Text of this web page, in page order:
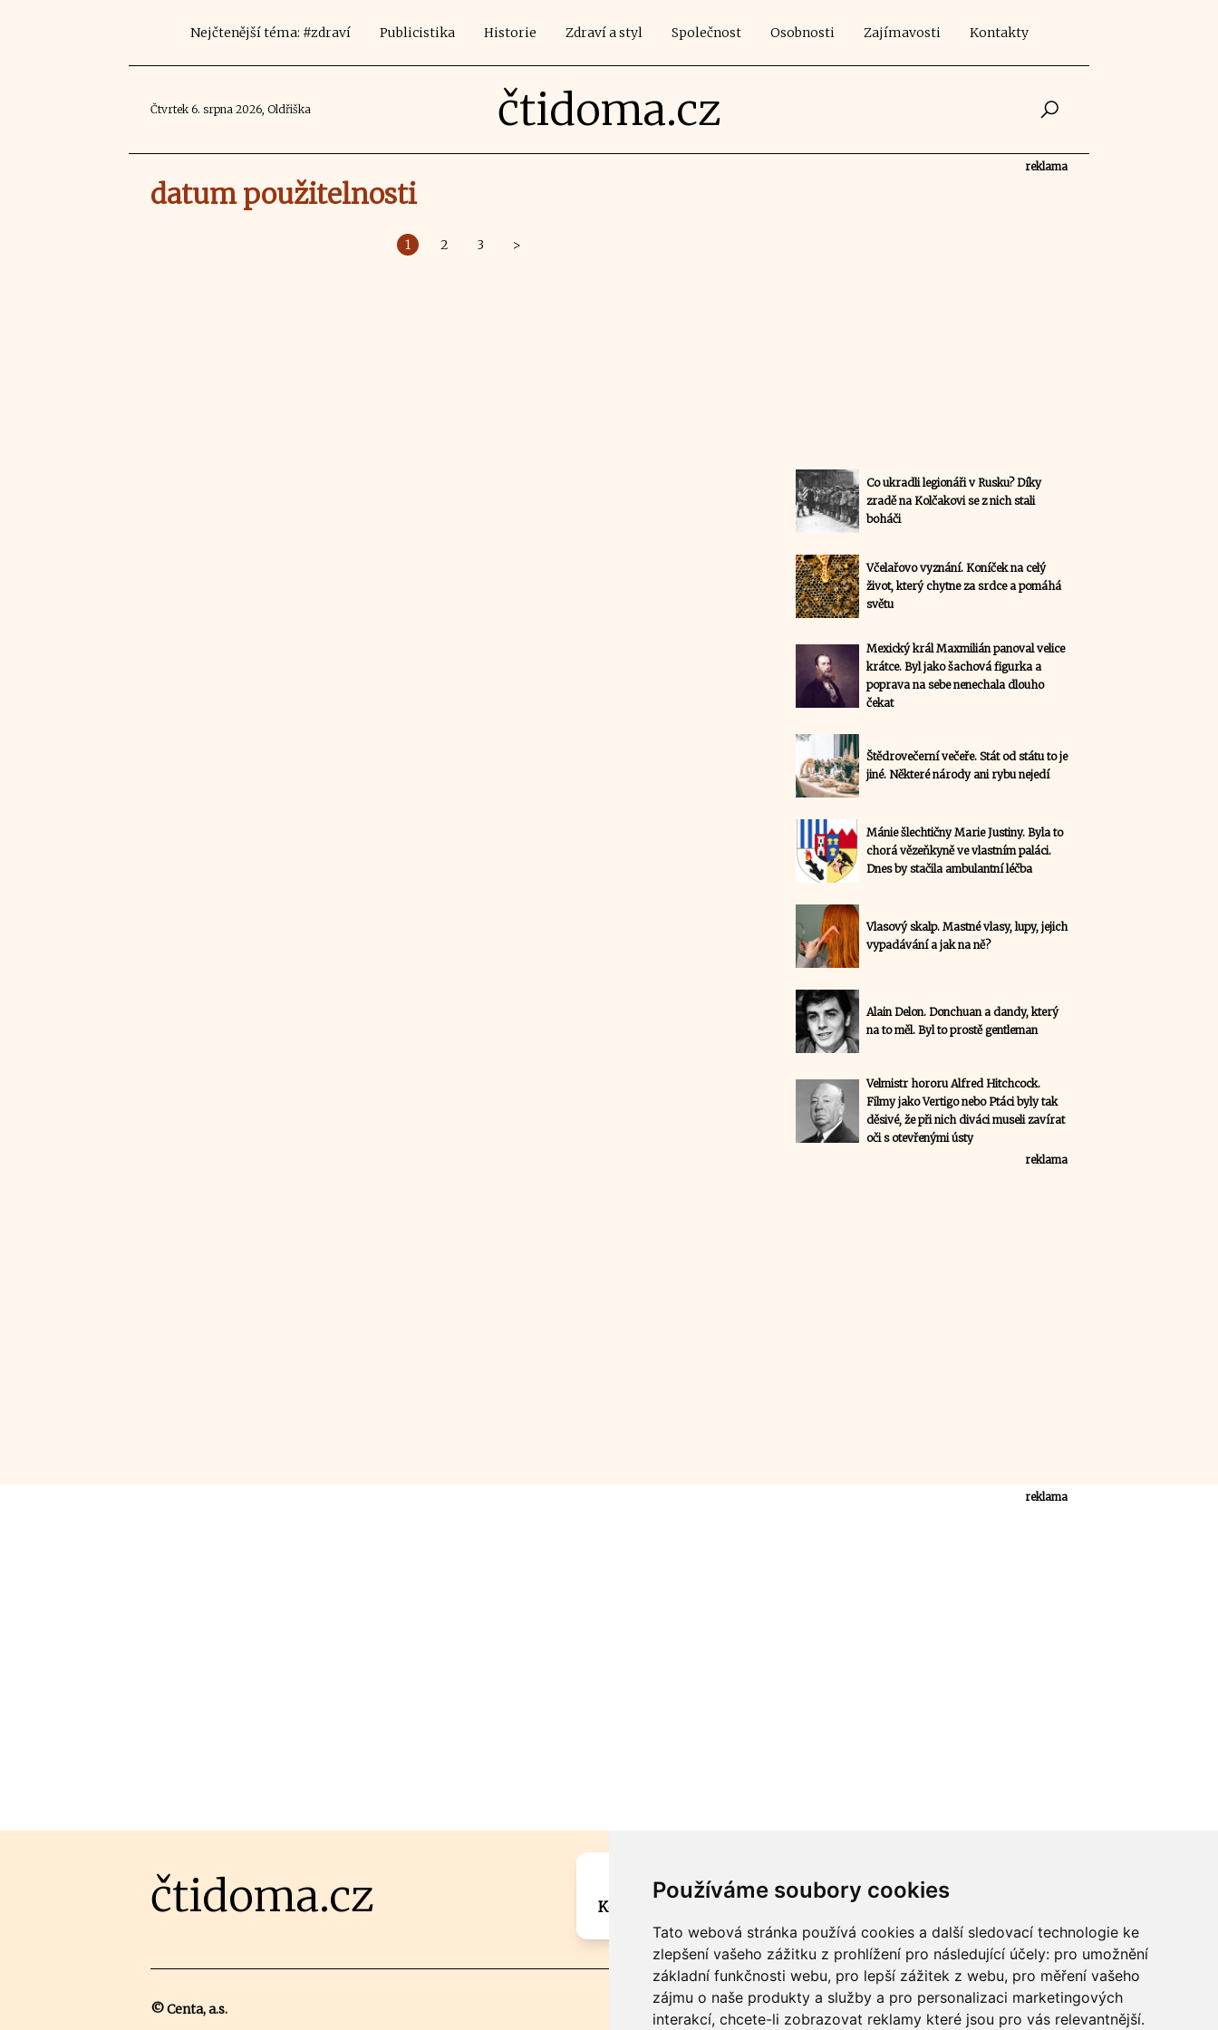
Používáme soubory cookies
Tato webová stránka používá cookies a další sledovací technologie ke
zlepšení vašeho zážitku z prohlížení pro následující účely: pro umožnění
základní funkčnosti webu, pro lepší zážitek z webu, pro měření vašeho
zájmu o naše produkty a služby a pro personalizaci marketingových
interakcí, chcete-li zobrazovat reklamy které jsou pro vás relevantnější.
Nejčtenější téma: #zdraví Publicistika Historie Zdraví a styl Společnost Osobnosti Zajímavosti Kontakty
Čtvrtek 6. srpna 2026, Oldřiška čtidoma.cz
datum použitelnosti
1 2 3 >
reklama
Co ukradli legionáři v Rusku? Díky
zradě na Kolčakovi se z nich stali
boháči
Včelařovo vyznání. Koníček na celý
život, který chytne za srdce a pomáhá
světu
Mexický král Maxmilián panoval velice
krátce. Byl jako šachová figurka a
poprava na sebe nenechala dlouho
čekat
Štědrovečerní večeře. Stát od státu to je
jiné. Některé národy ani rybu nejedí
Mánie šlechtičny Marie Justiny. Byla to
chorá vězeňkyně ve vlastním paláci.
Dnes by stačila ambulantní léčba
Vlasový skalp. Mastné vlasy, lupy, jejich
vypadávání a jak na ně?
Alain Delon. Donchuan a dandy, který
na to měl. Byl to prostě gentleman
Velmistr hororu Alfred Hitchcock.
Filmy jako Vertigo nebo Ptáci byly tak
děsivé, že při nich diváci museli zavírat
oči s otevřenými ústy
reklama
reklama
čtidoma.cz
Máte zajímavou informaci? Chcete spolupracovat?
Kontaktujte šéfredaktora Martina Chalupu:
© Centa, a.s.